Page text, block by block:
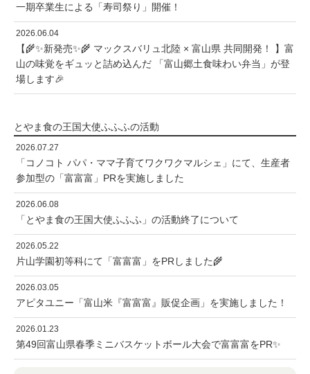
一期卒業生による「寿司祭り」開催！
2026.06.04
【🌾✨新発売✨🌾 マックスバリュ北陸 × 富山県 共同開発！ 】富
山の味覚をギュッと詰め込んだ 「富山郷土食味わい弁当」が登
場します🎉
とやま食の王国大使ふふふの活動
2026.07.27
「コノコト パパ・ママ子育てワクワクマルシェ」にて、生産者
参加型の「富富富」PRを実施しました
2026.06.08
「とやま食の王国大使ふふふ」の活動終了について
2026.05.22
片山学園初等科にて「富富富」をPRしました🌾
2026.03.05
アピタユニー「富山米『富富富』販促企画」を実施しました！
2026.01.23
第49回富山県春季ミニバスケットボール大会で富富富をPR✨